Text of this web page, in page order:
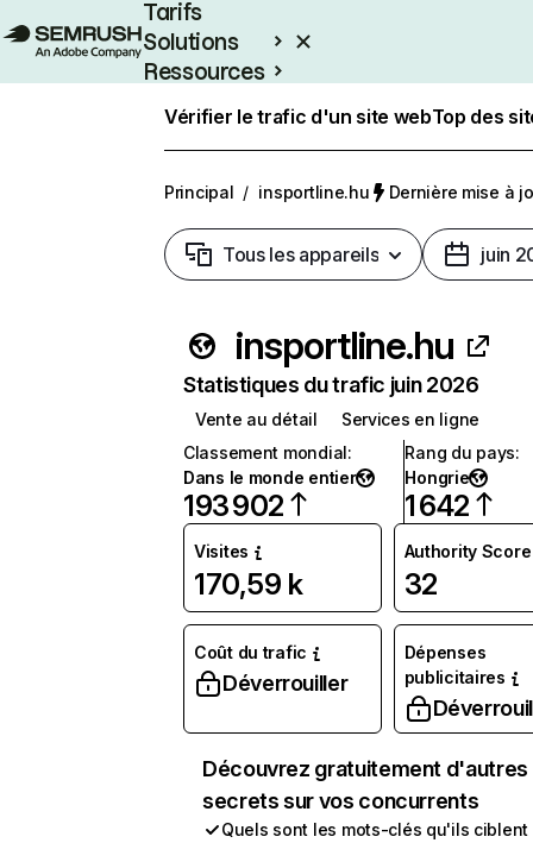
Tarifs
Solutions
Ressources
Vérifier le trafic d'un site webTop des
Principal / insportline.hu Dernière mise à
Tous les appareils juin
insportline.hu
Statistiques du trafic juin 2026
Vente au détail
Services en ligne
Classement mondial:
Dans le monde entier
193 902
Rang du pays:
Hongrie
1 642
Visites
170,59 k
Authority Score
32
Coût du trafic
Déverrouiller
Dépenses
publicitaires
Découvrez gratuitement d'autres
secrets sur vos concurrents
Quels sont les mots-clés qu'ils ciblent